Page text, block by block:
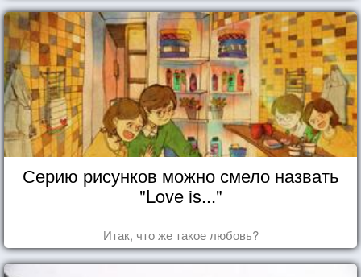
Серию рисунков можно смело назвать
"Love is..."
Итак, что же такое любовь?